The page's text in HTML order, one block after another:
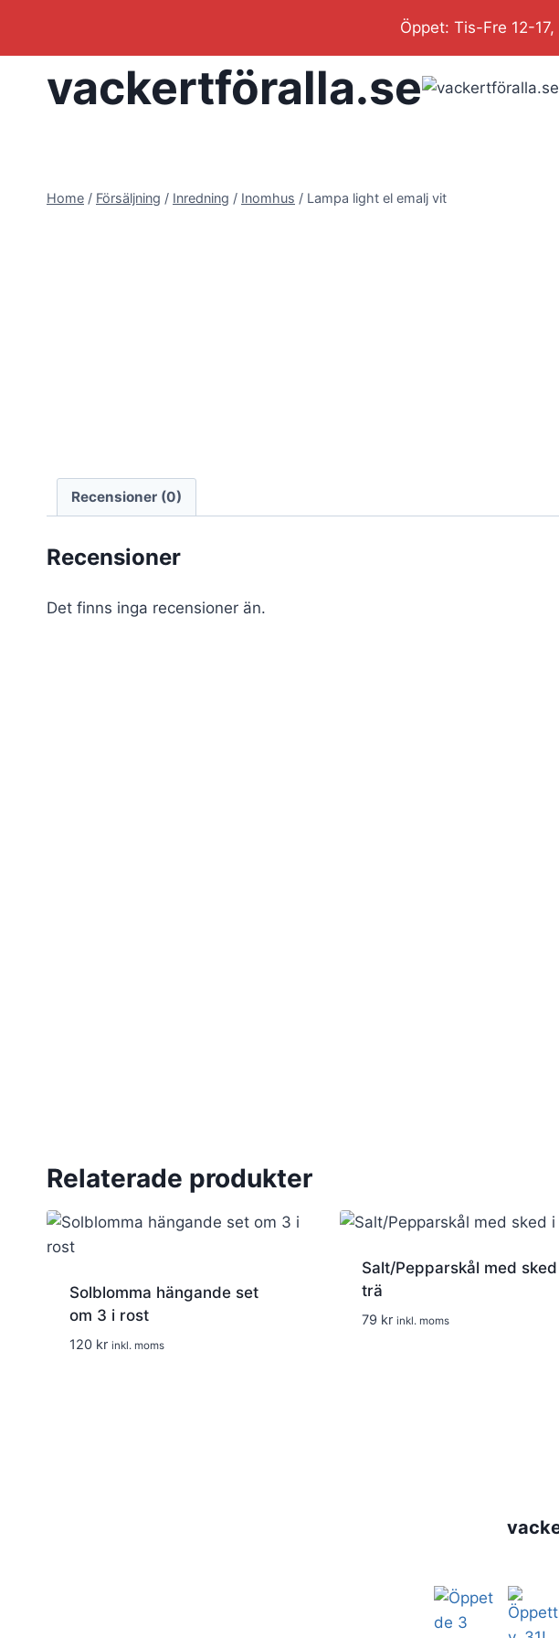
content
Öppet: Tis-Fre 12-
vackertföralla.se
Home / Försäljning / Inredning / Inomhus / Lampa light el emalj vit
Recensioner (0)
Recensioner
Det finns inga recensioner än.
Relaterade produkter
Solblomma hängande set
om 3 i rost
120 kr inkl. moms
Salt/Pepparskål med
trä
79 kr inkl. moms